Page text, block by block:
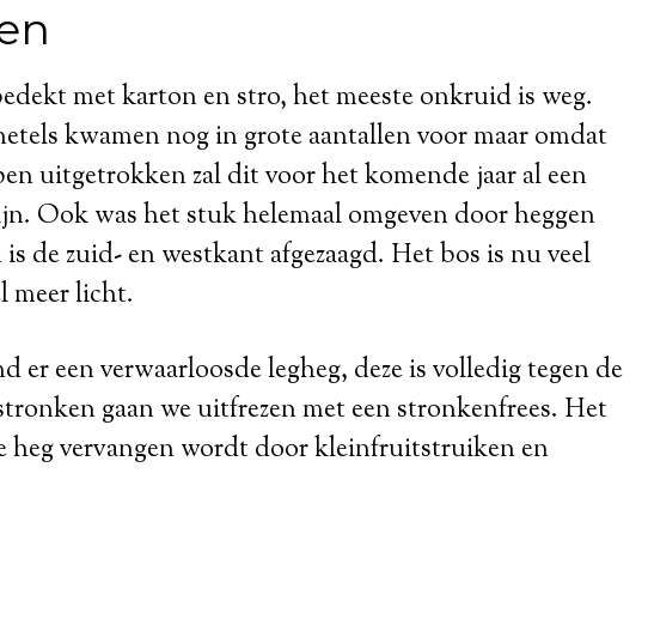
met karton en stro, het meeste onkruid is weg.
kwamen nog in grote aantallen voor maar omdat
uitgetrokken zal dit voor het komende jaar al een
Ook was het stuk helemaal omgeven door heggen
de zuid- en westkant afgezaagd. Het bos is nu veel
meer licht.
er een verwaarloosde legheg, deze is volledig tegen de
gaan we uitfrezen met een stronkenfrees. Het
heg vervangen wordt door kleinfruitstruiken en